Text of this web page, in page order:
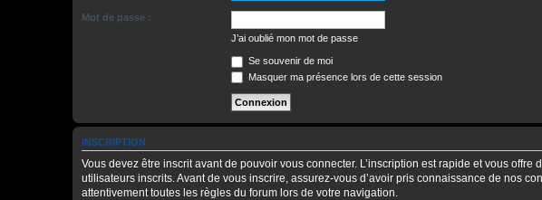
Mot de passe :
J’ai oublié mon mot de passe
Se souvenir de moi
Masquer ma présence lors de cette session
INSCRIPTION
Vous devez être inscrit avant de pouvoir vous connecter. L’inscription est rapide et vous
utilisateurs inscrits. Avant de vous inscrire, assurez-vous d’avoir pris connaissance de nos
attentivement toutes les règles du forum lors de votre navigation.